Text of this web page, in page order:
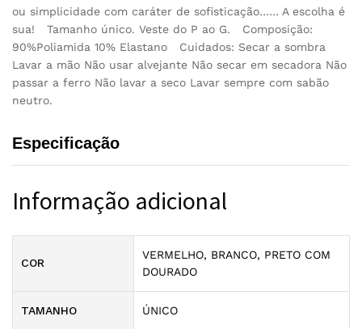
ou simplicidade com caráter de sofisticação…… A escolha é
sua! Tamanho único. Veste do P ao G. Composição:
90%Poliamida 10% Elastano Cuidados: Secar a sombra
Lavar a mão Não usar alvejante Não secar em secadora Não
passar a ferro Não lavar a seco Lavar sempre com sabão
neutro.
Especificação
Informação adicional
COR
VERMELHO, BRANCO, PRETO COM
DOURADO
TAMANHO ÚNICO